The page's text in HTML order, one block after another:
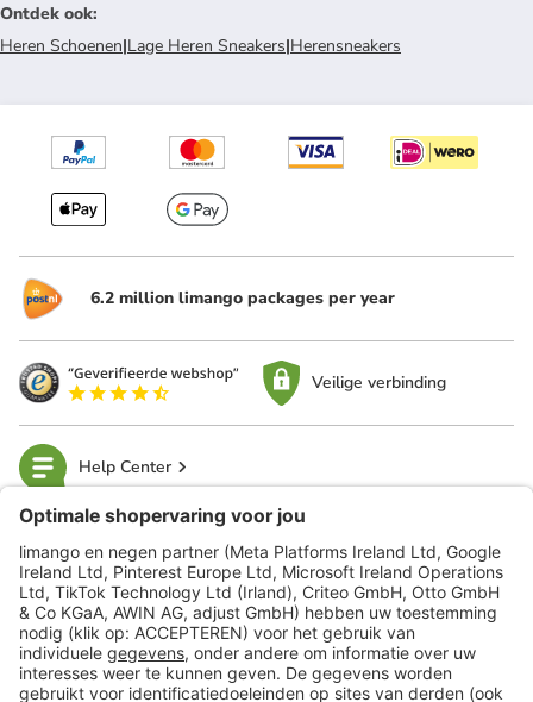
Ontdek ook:
Heren Schoenen|Lage Heren Sneakers|Herensneakers
6.2 million limango packages per year
Veilige verbinding
Help Center
limango
Veilig winkelen
Klantenservice